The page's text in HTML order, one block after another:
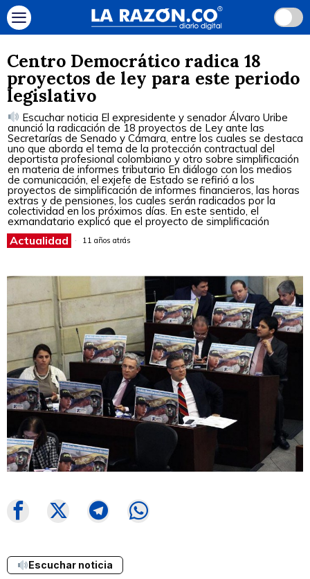
Centro Democrático radica 18
proyectos de ley para este periodo
legislativo
Escuchar noticia El expresidente y senador Álvaro Uribe
anunció la radicación de 18 proyectos de Ley ante las
Secretarías de Senado y Cámara, entre los cuales se destaca
uno que aborda el tema de la protección contractual del
deportista profesional colombiano y otro sobre simplificación
en materia de informes tributario En diálogo con los medios
de comunicación, el exjefe de Estado se refirió a los
proyectos de simplificación de informes financieros, las horas
extras y de pensiones, los cuales serán radicados por la
colectividad en los próximos días. En este sentido, el
exmandatario explicó que el proyecto de simplificación
Actualidad 11 años atrás
Escuchar noticia